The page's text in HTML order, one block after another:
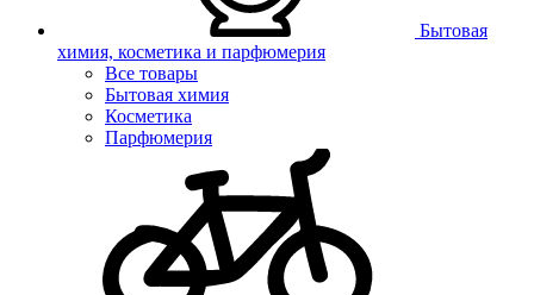
Бытовая
химия, косметика и парфюмерия
Все товары
Бытовая химия
Косметика
Парфюмерия